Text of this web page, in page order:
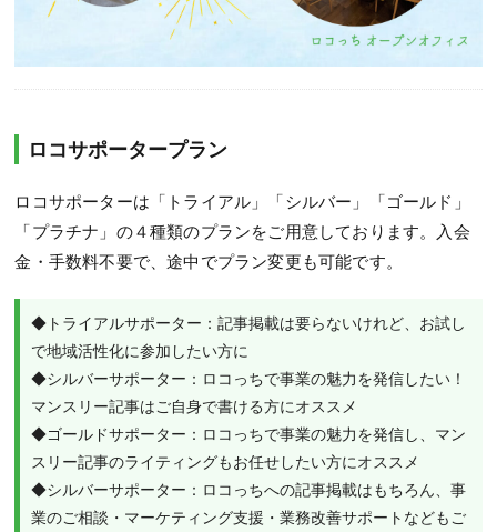
ロコサポータープラン
ロコサポーターは「トライアル」「シルバー」「ゴールド」
「プラチナ」の４種類のプランをご用意しております。入会
金・手数料不要で、途中でプラン変更も可能です。
◆トライアルサポーター：記事掲載は要らないけれど、お試し
で地域活性化に参加したい方に
◆シルバーサポーター：ロコっちで事業の魅力を発信したい！
マンスリー記事はご自身で書ける方にオススメ
◆ゴールドサポーター：ロコっちで事業の魅力を発信し、マン
スリー記事のライティングもお任せしたい方にオススメ
◆シルバーサポーター：ロコっちへの記事掲載はもちろん、事
業のご相談・マーケティング支援・業務改善サポートなどもご